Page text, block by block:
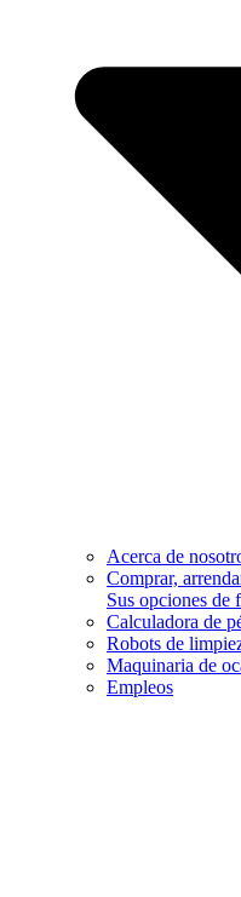
Acerca de
Comprar,
Sus opciones de
Calculadora de
Robots de
Maquinaria de
Empleos